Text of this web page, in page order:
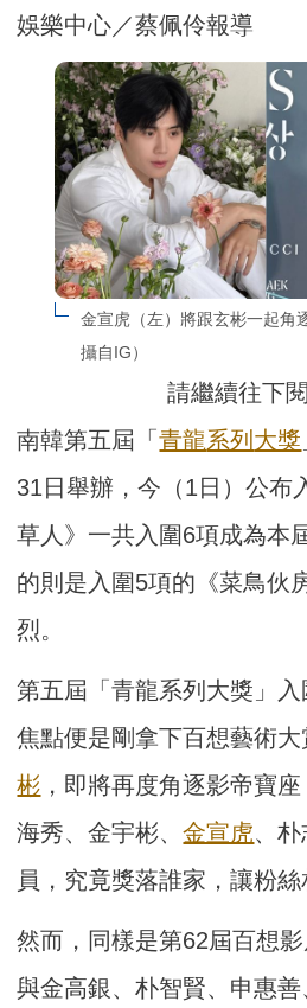
娛樂中心／蔡佩伶報導
金宣虎（左）將跟玄彬一起角
攝自IG）
請繼續往下
南韓第五屆「青龍系列 大獎
31日舉辦，今（1日）公布
草人》一共入圍6項成為本
的則是入圍5項的《菜鳥伙
烈。
第五屆「青龍系列大獎」
焦點便是剛拿下百想藝術大
彬 ，即將再度角逐影帝寶
海秀、金宇彬、金宣虎、
員，究竟獎落誰家，讓粉絲
然而，同樣是第62屆百想
與金高銀、朴智賢、申惠